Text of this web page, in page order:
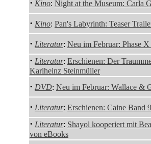
· Kino: Night at the Museum: Carla
· Kino: Pan's Labyrinth: Teaser
· Literatur: Neu im Februar: Phase
· Literatur: Erschienen: Der
Karlheinz Steinmüller
· DVD: Neu im Februar: Wallace &
· Literatur: Erschienen: Caine Band 9
· Literatur: Shayol kooperiert mit
von eBooks